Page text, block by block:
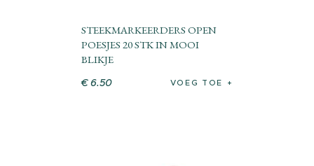
STEEKMARKEERDERS OPEN
POESJES 20 STK IN MOOI
BLIKJE
€ 6.50 VOEG TOE